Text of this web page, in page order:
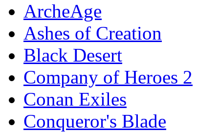
ArcheAge
Ashes of Creation
Black Desert
Company of Heroes 2
Conan Exiles
Conqueror's Blade